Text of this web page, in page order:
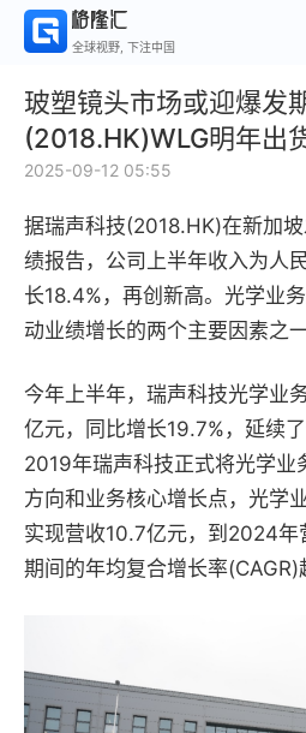
全球视野, 下注中国
玻塑镜头市场或迎爆发
(2018.HK)WLG明年出
2025-09-12 05:55
据瑞声科技(2018.HK)在新加
绩报告，公司上半年收入为人
长18.4%，再创新高。光学业
动业绩增长的两个主要因素之一
今年上半年，瑞声科技光学业
亿元，同比增长19.7%，延续
2019年瑞声科技正式将光学业
方向和业务核心增长点，光学
实现营收10.7亿元，到2024年
期间的年均复合增长率(CAGR)